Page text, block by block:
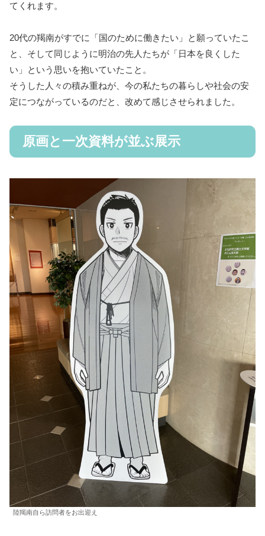
てくれます。
20代の羯南がすでに「国のために働きたい」と願っていたこ
と、そして同じように明治の先人たちが「日本を良くした
い」という思いを抱いていたこと。
そうした人々の積み重ねが、今の私たちの暮らしや社会の安
定につながっているのだと、改めて感じさせられました。
原画と一次資料が並ぶ展示
陸羯南自ら訪問者をお出迎え